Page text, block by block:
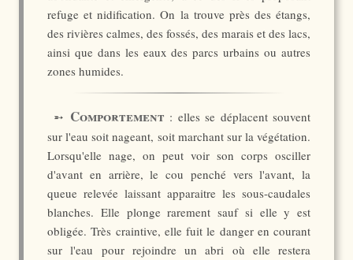
refuge et nidification. On la trouve près des étangs,
des rivières calmes, des fossés, des marais et des lacs,
ainsi que dans les eaux des parcs urbains ou autres
zones humides.
➵ Comportement : elles se déplacent souvent
sur l'eau soit nageant, soit marchant sur la végétation.
Lorsqu'elle nage, on peut voir son corps osciller
d'avant en arrière, le cou penché vers l'avant, la
queue relevée laissant apparaitre les sous-caudales
blanches. Elle plonge rarement sauf si elle y est
obligée. Très craintive, elle fuit le danger en courant
sur l'eau pour rejoindre un abri où elle restera